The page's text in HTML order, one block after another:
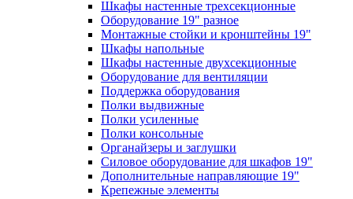
Шкафы настенные трехсекционные
Оборудование 19" разное
Монтажные стойки и кронштейны 19"
Шкафы напольные
Шкафы настенные двухсекционные
Оборудование для вентиляции
Поддержка оборудования
Полки выдвижные
Полки усиленные
Полки консольные
Органайзеры и заглушки
Силовое оборудование для шкафов 19"
Дополнительные направляющие 19"
Крепежные элементы